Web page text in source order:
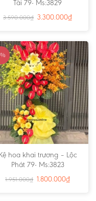
Tài 79- Ms:3829
3.590.000₫ 3.300.000₫
hoa khai trương – Lộc
Phát 79- Ms:3823
1.951.000₫ 1.800.000₫